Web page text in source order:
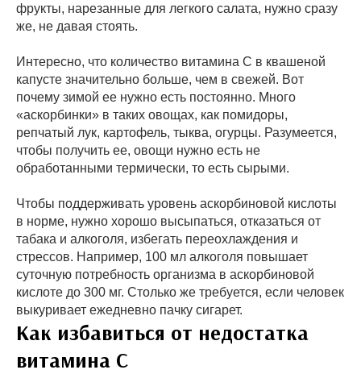
фрукты, нарезанные для легкого салата, нужно сразу
же, не давая стоять.
Интересно, что количество витамина С в квашеной
капусте значительно больше, чем в свежей. Вот
почему зимой ее нужно есть постоянно. Много
«аскорбинки» в таких овощах, как помидоры,
репчатый лук, картофель, тыква, огурцы. Разумеется,
чтобы получить ее, овощи нужно есть не
обработанными термически, то есть сырыми.
Чтобы поддерживать уровень аскорбиновой кислоты
в норме, нужно хорошо высыпаться, отказаться от
табака и алкоголя, избегать переохлаждения и
стрессов. Например, 100 мл алкоголя повышает
суточную потребность организма в аскорбиновой
кислоте до 300 мг. Столько же требуется, если человек
выкуривает ежедневно пачку сигарет.
Как избавиться от недостатка
витамина С